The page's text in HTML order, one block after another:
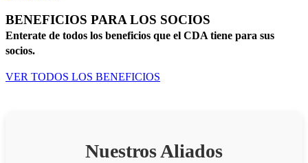
BENEFICIOS PARA LOS SOCIOS
Enterate de todos los beneficios que el CDA tiene para sus
socios.
VER TODOS LOS BENEFICIOS
Nuestros Aliados